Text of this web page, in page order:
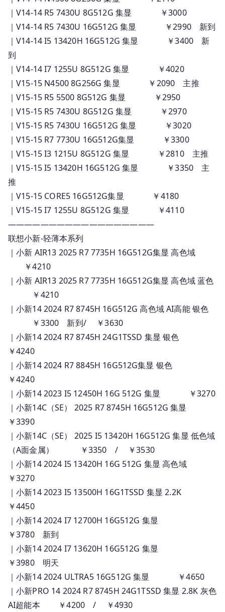
｜V14-14 R5 7430U 8G512G 集显 ￥3000
｜V14-14 R5 7430U 16G512G 集显 ￥2990 新到
｜V14-14 I5 13420H 16G512G 集显 ￥3400 新
到
｜V14-14 I7 1255U 8G512G 集显 ￥4020
｜V15-15 N4500 8G256G 集显 ￥2090 主推
｜V15-15 R5 5500 8G512G 集显 ￥2950
｜V15-15 R5 7430U 8G512G 集显 ￥2970
｜V15-15 R5 7430U 16G512G 集显 ￥3020
｜V15-15 R7 7730U 16G512G集显 ￥3300
｜V15-15 I3 1215U 8G512G 集显 ￥2810 主推
｜V15-15 I5 13420H 16G512G 集显 ￥3350 主
推
｜V15-15 CORE5 16G512G集显 ￥4180
｜V15-15 I7 1255U 8G512G 集显 ￥4110
——————————————————
联想小新-轻薄本系列
｜小新 AIR13 2025 R7 7735H 16G512G集显 高色域
￥4210
｜小新 AIR13 2025 R7 7735H 16G512G集显 高色域 蓝色
￥4210
｜小新14 2024 R7 8745H 16G512G 高色域 AI高能 银色
￥3300 新到/ ￥3630
｜小新14 2024 R7 8745H 24G1TSSD 集显 银色
￥4240
｜小新14 2024 R7 8845H 16G512G集显 银色
￥4240
｜小新14 2023 I5 12450H 16G 512G 集显 ￥3270
｜小新14C（SE） 2025 R7 8745H 16G512G 集显
￥3390
｜小新14C（SE） 2025 I5 13420H 16G512G 集显 低色域
（A面金属） ￥3350 / ￥3530
｜小新14 2024 I5 13420H 16G 512G 集显 高色域
￥3270
｜小新14 2023 I5 13500H 16G1TSSD 集显 2.2K
￥4450
｜小新14 2024 I7 12700H 16G512G 集显
￥3780 新到
｜小新14 2024 I7 13620H 16G512G 集显
￥3980 明天
｜小新14 2024 ULTRA5 16G512G 集显 ￥4650
｜小新PRO 14 2024 R7 8745H 24G1TSSD 集显 2.8K 灰色
AI超能本 ￥4200 / ￥4930